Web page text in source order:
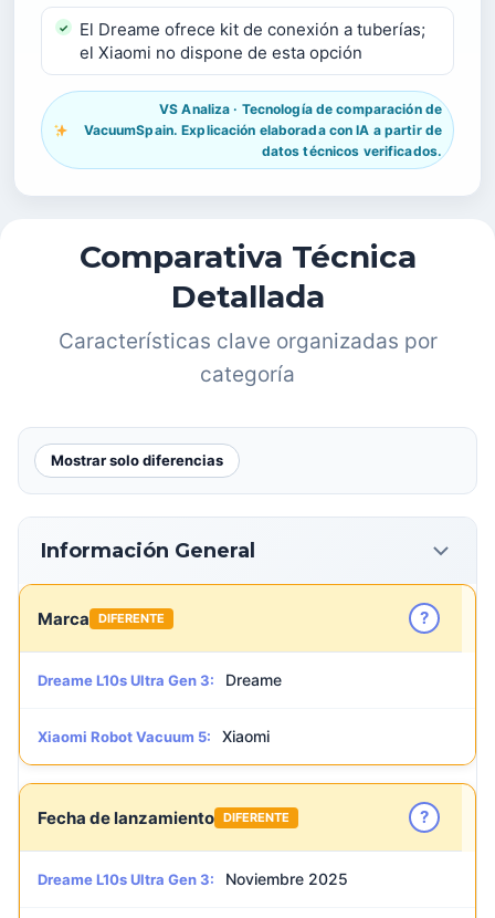
El Dreame ofrece kit de conexión a tuberías;
el Xiaomi no dispone de esta opción
VS Analiza · Tecnología de comparación de
VacuumSpain. Explicación elaborada con IA a partir de
datos técnicos verificados.
Comparativa Técnica
Detallada
Características clave organizadas por
categoría
Mostrar solo diferencias
Información General
Marca DIFERENTE ?
Dreame L10s Ultra Gen 3: Dreame
Xiaomi Robot Vacuum 5: Xiaomi
Fecha de lanzamiento DIFERENTE ?
Dreame L10s Ultra Gen 3: Noviembre 2025